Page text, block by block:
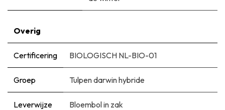
Overig
Certificering BIOLOGISCH NL-BIO-01
Groep Tulpen darwin hybride
Leverwijze Bloembol in zak